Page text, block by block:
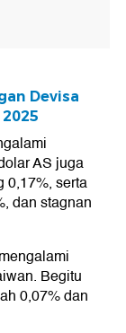
Devisa
AS juga
0,17%, serta
dan stagnan
Begitu
0,07% dan